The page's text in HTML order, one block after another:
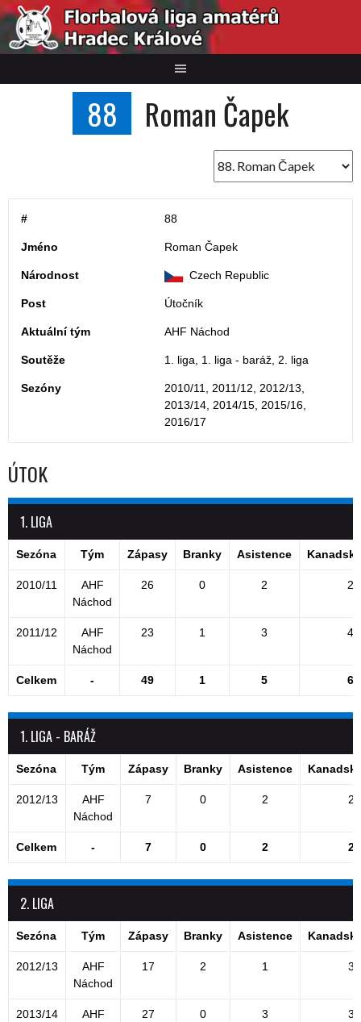
Skip
content
88 Roman Čapek
# 88
Jméno Roman Čapek
Národnost Czech Republic
Post Útočník
Aktuální tým AHF Náchod
Soutěže 1. liga, 1. liga - baráž, 2. liga
Sezóny
2010/11, 2011/12, 2012/13,
2013/14, 2014/15, 2015/16,
2016/17
ÚTOK
1. LIGA
Sezóna Tým Zápasy Branky Asistence
2010/11
AHF
Náchod
26 0 2 2
2011/12
AHF
Náchod
23 1 3 4
Celkem - 49 1 5 6
1. LIGA - BARÁŽ
Sezóna Tým Zápasy Branky Asistence
2012/13
AHF
Náchod
7 0 2 2
Celkem - 7 0 2 2
2. LIGA
Sezóna Tým Zápasy Branky Asistence
2012/13
AHF
Náchod
17 2 1 3
2013/14
AHF
27 0 3 3